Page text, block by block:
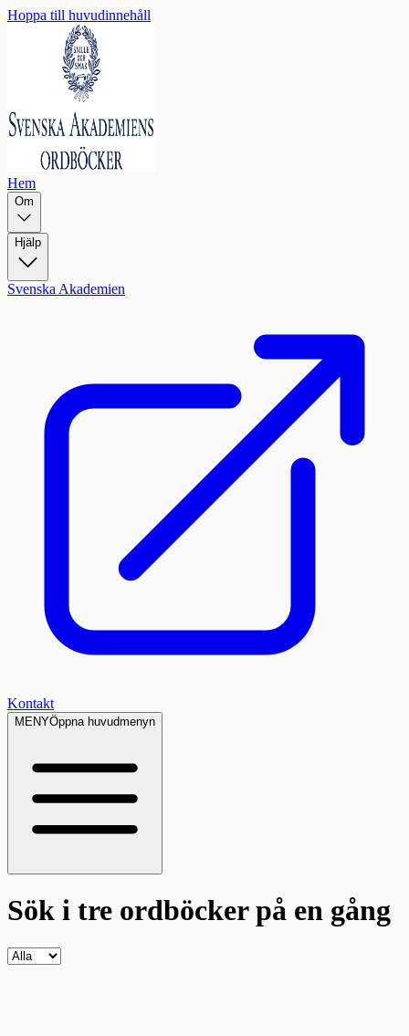
Hoppa till huvudinnehåll
Hem
Om
Hjälp
Svenska Akademien
Kontakt
MENYÖppna huvudmenyn
Sök i tre ordböckerpå en gång